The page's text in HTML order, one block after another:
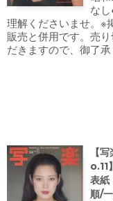
な
理解くださいませ。※
販売と併用です。売
だきますので、御了承
【
o.11
表紙
順/